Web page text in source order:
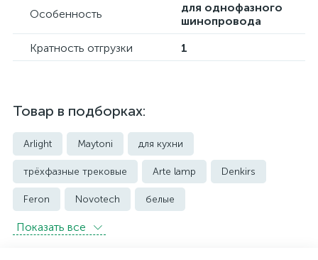
Особенность
для однофазного
шинопровода
Кратность отгрузки
1
Товар в подборках:
Arlight Maytoni для кухни
трёхфазные трековые Arte lamp Denkirs
Feron Novotech белые
встраиваемые трековые
Показать всe